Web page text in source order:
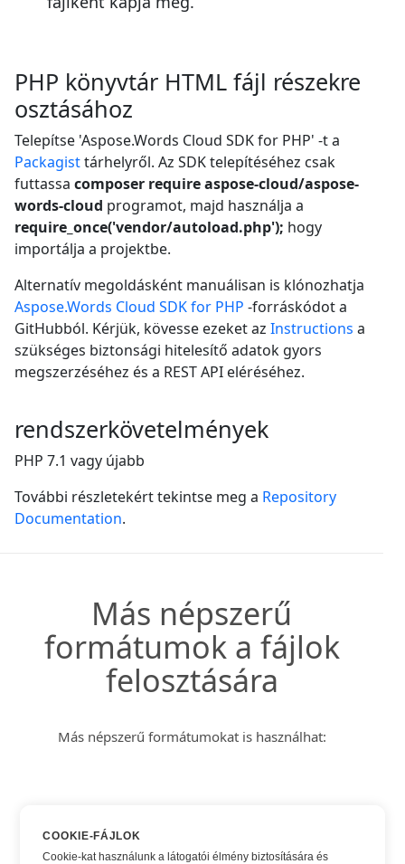
PHP könyvtár HTML fájl részekre
osztásához
Telepítse 'Aspose.Words Cloud SDK for PHP' -t a
Packagisttárhelyről. Az SDK telepítéséhez csak
futtassa composer require aspose-cloud/aspose-
words-cloud programot, majd használja a
require_once('vendor/autoload.php'); hogy
importálja a projektbe.
Alternatív megoldásként manuálisan is klónozhatja
Aspose.Words Cloud SDK for PHP -forráskódot a
GitHubból. Kérjük, kövesse ezeket az Instructions a
szükséges biztonsági hitelesítő adatok gyors
megszerzéséhez és a REST API eléréséhez.
rendszerkövetelmények
PHP 7.1 vagy újabb
További részletekért tekintse meg a Repository
Documentation.
Más népszerű
formátumok a fájlok
felosztására
Más népszerű formátumokat is használhat:
DOCX
COOKIE-FÁJLOK
Cookie-kat használunk a látogatói élmény biztosítására és